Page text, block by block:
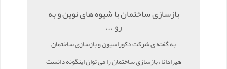
بازسازی ساختمان با شیوه های نوین و به
رو ...
به گفته ی شرکت دکوراسیون و بازسازی ساختمان
هیرادانا ، بازسازی ساختمان را می توان اینگونه دانست